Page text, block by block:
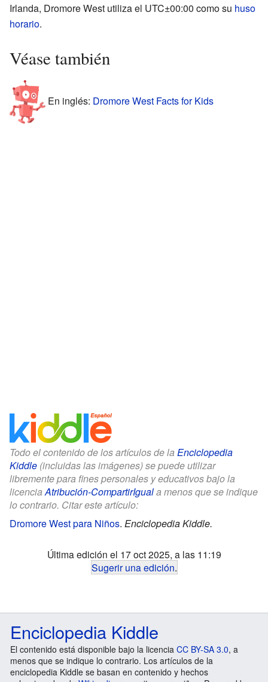
Irlanda, Dromore West utiliza el UTC±00:00 como su huso
horario.
Véase también
En inglés: Dromore West Facts for Kids
Todo el contenido de los artículos de la Enciclopedia
Kiddle (incluidas las imágenes) se puede utilizar
libremente para fines personales y educativos bajo la
licenciaAtribución-CompartirIguala menos que se indique
lo contrario. Citar este artículo:
Dromore West para Niños. Enciclopedia Kiddle.
Última edición el 17 oct 2025, a las 11:19
Sugerir una edición.
Enciclopedia Kiddle
El contenido está disponible bajo la licencia CC BY-SA 3.0, a
menos que se indique lo contrario. Los artículos de la
enciclopedia Kiddle se basan en contenido y hechos